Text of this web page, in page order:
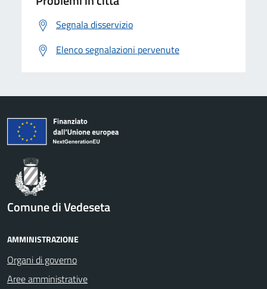
Segnala disservizio
Elenco segnalazioni pervenute
Comune di Vedeseta
AMMINISTRAZIONE
Organi di governo
Aree amministrative